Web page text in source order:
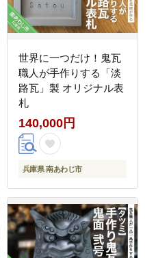
世界に一つだけ！鬼瓦
職人が手作りする「淡
路瓦」製 オリジナル表
札
140,000円
兵庫県 南あわじ市